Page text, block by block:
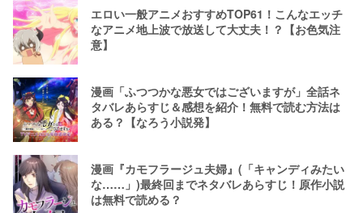
エロい一般アニメおすすめTOP61！こんなエッチ
なアニメ地上波で放送して大丈夫！？【お色気注
意】
漫画「ふつつかな悪女ではございますが」全話ネ
タバレあらすじ＆感想を紹介！無料で読む方法は
ある？【なろう小説発】
漫画『カモフラージュ夫婦』(「キャンディみたい
な……」)最終回までネタバレあらすじ！原作小説
は無料で読める？